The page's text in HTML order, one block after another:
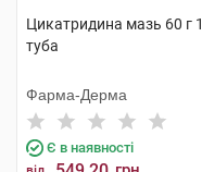
Цикатридина мазь 60 г 1
туба
Фарма-Дерма
Є в наявності